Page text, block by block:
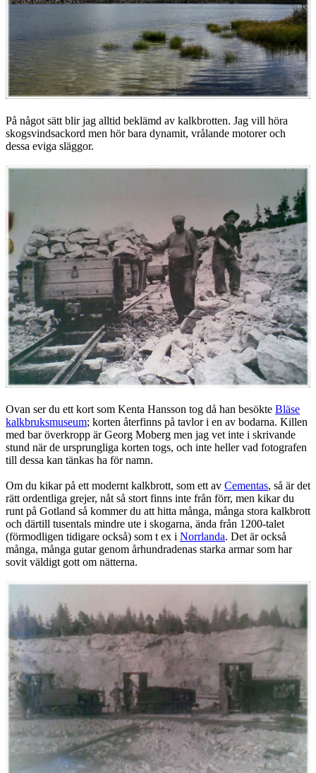
På något sätt blir jag alltid beklämd av kalkbrotten. Jag vill höra
skogsvindsackord men hör bara dynamit, vrålande motorer och
dessa eviga släggor.
Ovan ser du ett kort som Kenta Hansson tog då han besökte Bläse
kalkbruksmuseum; korten återfinns på tavlor i en av bodarna. Killen
med bar överkropp är Georg Moberg men jag vet inte i skrivande
stund när de ursprungliga korten togs, och inte heller vad fotografen
till dessa kan tänkas ha för namn.
Om du kikar på ett modernt kalkbrott, som ett av Cementas, så är det
rätt ordentliga grejer, nåt så stort finns inte från förr, men kikar du
runt på Gotland så kommer du att hitta många, många stora kalkbrott
och därtill tusentals mindre ute i skogarna, ända från 1200-talet
(förmodligen tidigare också) som t ex i Norrlanda. Det är också
många, många gutar genom århundradenas starka armar som har
sovit väldigt gott om nätterna.